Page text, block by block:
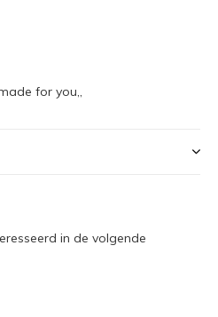
for you,,
in de volgende